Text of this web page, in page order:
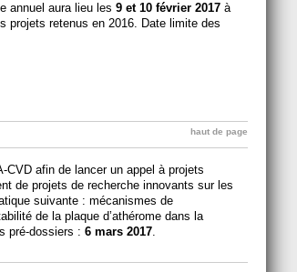
annuel aura lieu les 9 et 10 février 2017 à
projets retenus en 2016. Date limite des
haut de page
CVD afin de lancer un appel à projets
de projets de recherche innovants sur les
suivante : mécanismes de
de la plaque d’athérome dans la
pré-dossiers : 6 mars 2017.